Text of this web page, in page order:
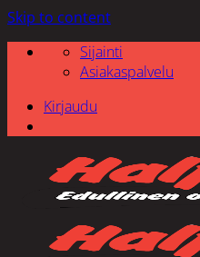
Skip to content
Sijainti
Asiakaspalvelu
Kirjaudu